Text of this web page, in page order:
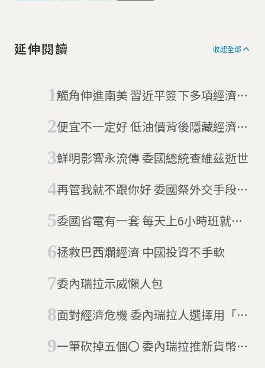
延伸閱讀 收起全部
觸角伸進南美 習近平簽下多項經濟協
便宜不一定好 低油價背後隱藏經濟危
鮮明影響永流傳 委國總統查維茲逝世
再管我就不跟你好 委國祭外交手段反
委國省電有一套 每天上6小時班就好
拯救巴西爛經濟 中國投資不手軟
委內瑞拉示威懶人包
面對經濟危機 委內瑞拉人選擇用「小
一筆砍掉五個〇 委內瑞拉推新貨幣抗